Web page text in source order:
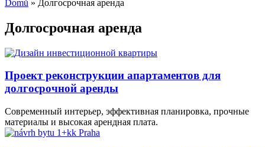
Domů » Долгосрочная аренда
Долгосрочная аренда
Проект реконструкции апартаментов для
долгосрочной аренды
Современный интерьер, эффективная планировка, прочные
материалы и высокая арендная плата.